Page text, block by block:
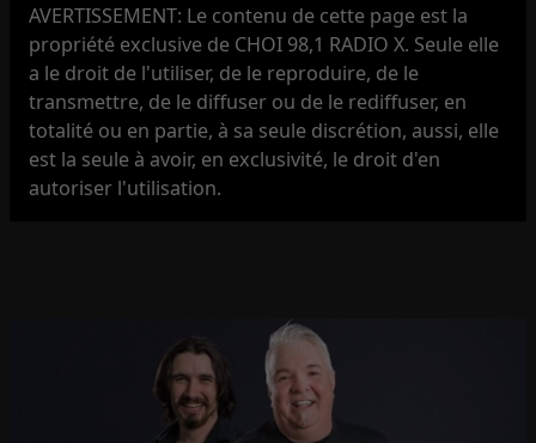
AVERTISSEMENT: Le contenu de cette page est la
propriété exclusive de CHOI 98,1 RADIO X. Seule elle
a le droit de l'utiliser, de le reproduire, de le
transmettre, de le diffuser ou de le rediffuser, en
totalité ou en partie, à sa seule discrétion, aussi, elle
est la seule à avoir, en exclusivité, le droit d'en
autoriser l'utilisation.